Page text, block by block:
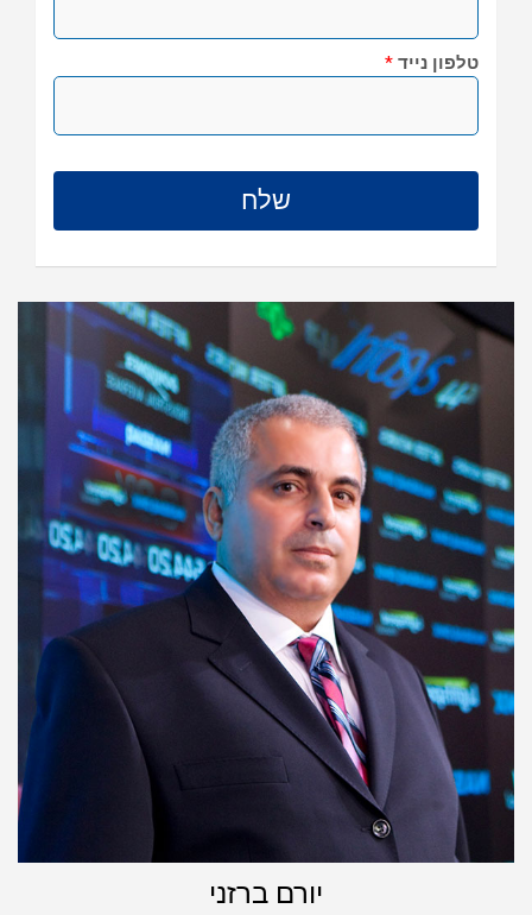
טלפון נייד *
יורם ברזני